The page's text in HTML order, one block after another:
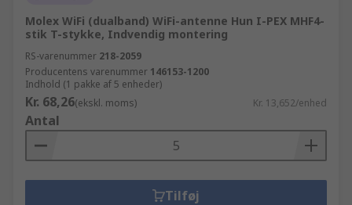
Molex WiFi (dualband) WiFi-antenne Hun I-PEX MHF4-
stik T-stykke, Indvendig montering
RS-varenummer 218-2059
Producentens varenummer 146153-1200
Indhold (1 pakke af 5 enheder)
Kr. 68,26(ekskl. moms) Kr. 13,652/enhed
Antal
Tilføj